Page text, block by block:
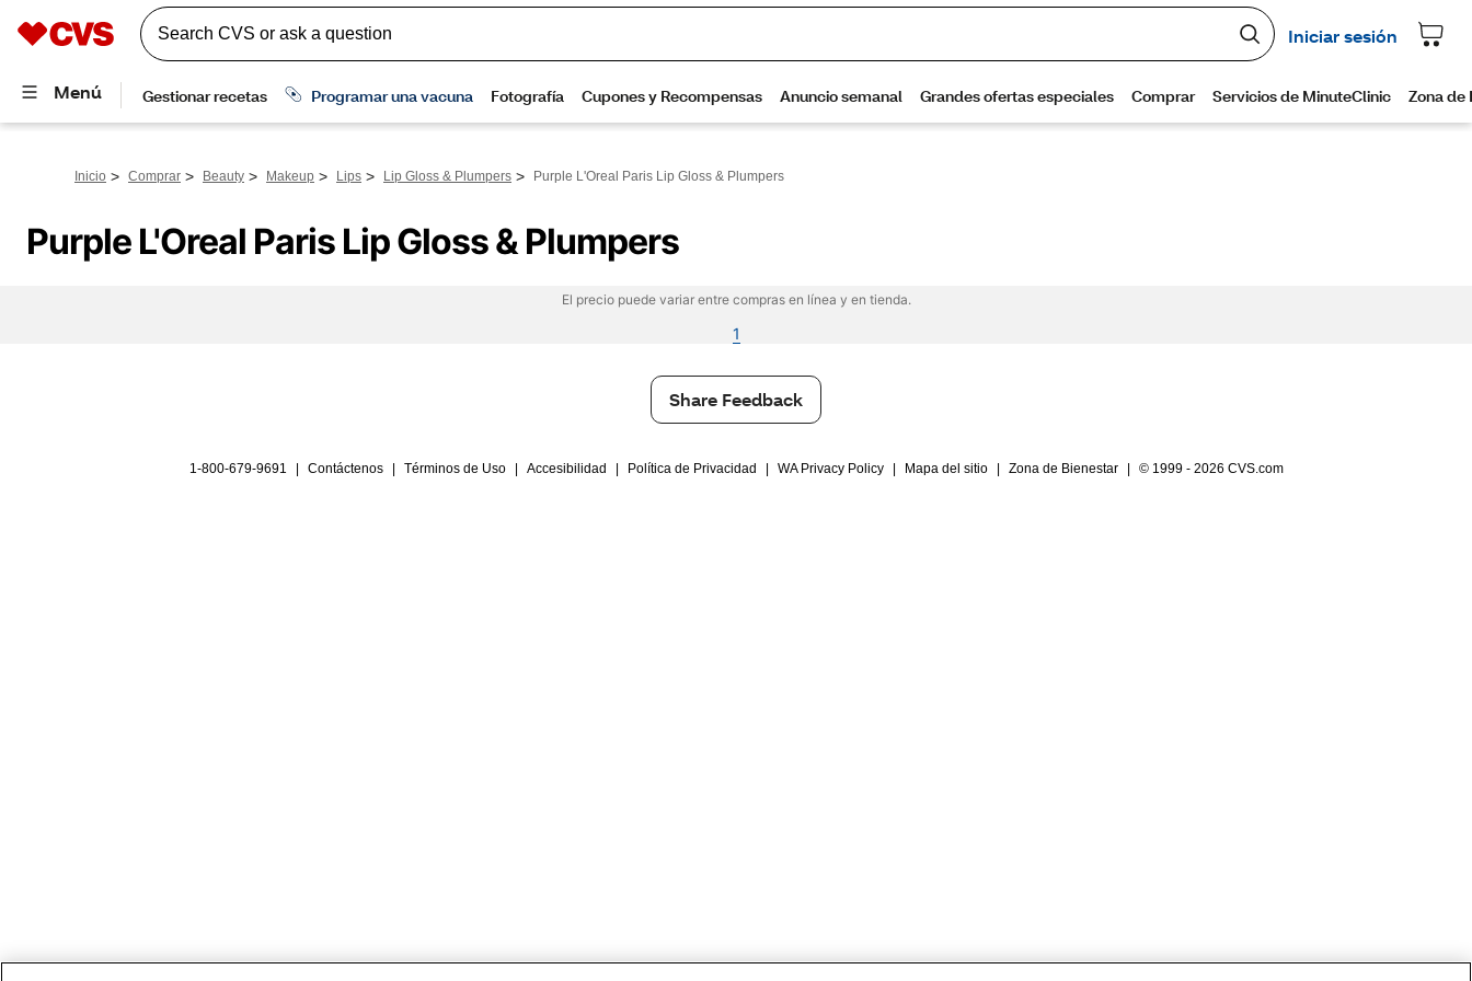
Inicio > Comprar > Beauty > Makeup > Lips > Lip Gloss & Plumpers > Purple L'Oreal Paris Lip Gloss & Plumpers
Purple L'Oreal Paris Lip Gloss & Plumpers
El precio puede variar entre compras en línea y en tienda.
1
Share Feedback
1-800-679-9691 Contáctenos Términos de Uso Accesibilidad Política de Privacidad WA Privacy Policy Mapa del sitio Zona de Bienestar © 1999 - 2026 CVS.com